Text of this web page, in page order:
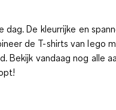
dag. De kleurrijke en
de T-shirts van lego
Bekijk vandaag nog alle